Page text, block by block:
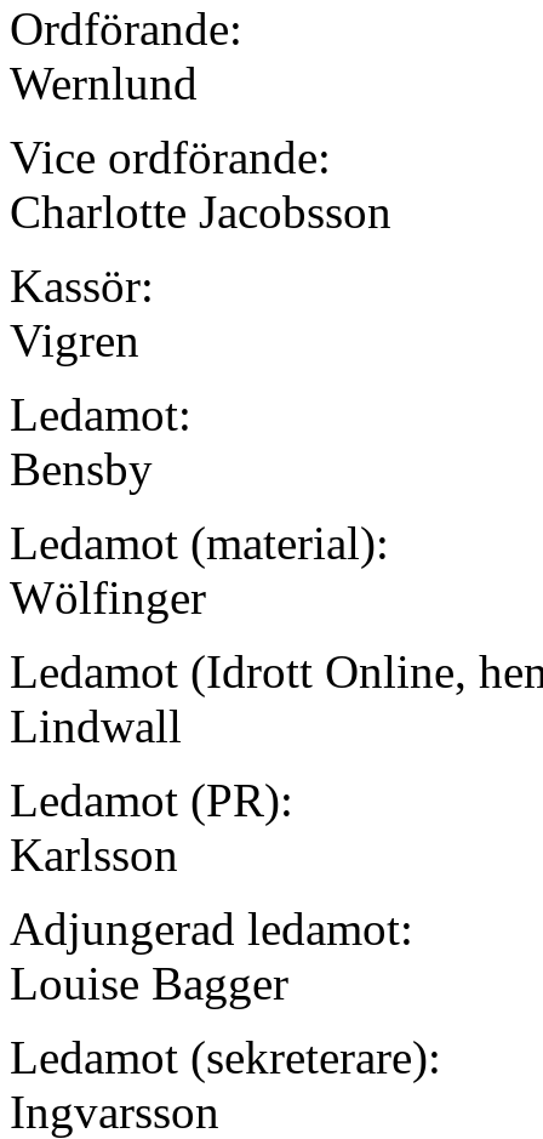
Ordförande:
Wernlund
Vice ordförande:
Charlotte Jacobsson
Kassör:
Vigren
Ledamot:
Bensby
Ledamot (material):
Wölfinger
Ledamot (Idrott Online,
Lindwall
Ledamot (PR):
Karlsson
Adjungerad ledamot:
Louise Bagger
Ledamot (sekreterare):
Ingvarsson